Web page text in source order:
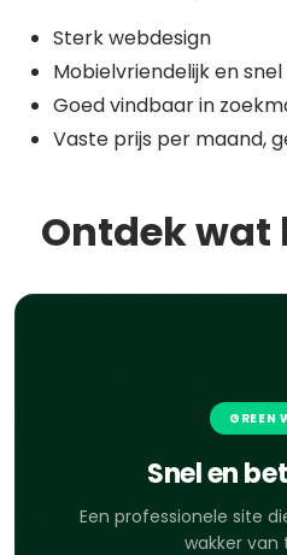
Sterk webdesign
Mobielvriendelijk en snel
Goed vindbaar in
Vaste prijs per maand,
Ontdek wat
GREEN
Snel en
Een professionele site
wakker van